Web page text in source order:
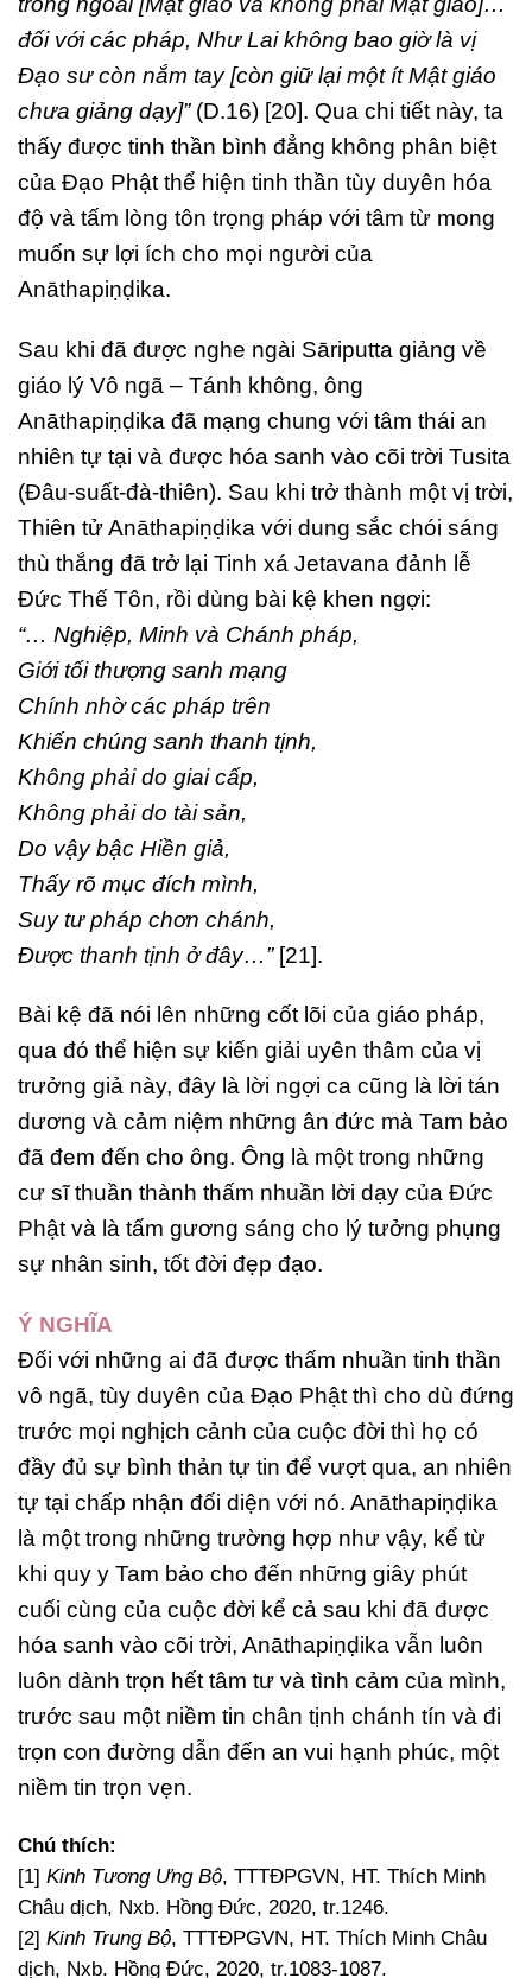
đối với các pháp, Như Lai không bao giờ là vị
Đạo sư còn nắm tay [còn giữ lại một ít Mật giáo
chưa giảng dạy]”(D.16) [20]. Qua chi tiết này, ta
thấy được tinh thần bình đẳng không phân biệt
của Đạo Phật thể hiện tinh thần tùy duyên hóa
độ và tấm lòng tôn trọng pháp với tâm từ mong
muốn sự lợi ích cho mọi người của
Anāthapiṇḍika.
Sau khi đã được nghe ngài Sāriputta giảng về
giáo lý Vô ngã – Tánh không, ông
Anāthapiṇḍika đã mạng chung với tâm thái an
nhiên tự tại và được hóa sanh vào cõi trời Tusita
(Đâu-suất-đà-thiên). Sau khi trở thành một vị trời,
Thiên tử Anāthapiṇḍika với dung sắc chói sáng
thù thắng đã trở lại Tinh xá Jetavana đảnh lễ
Đức Thế Tôn, rồi dùng bài kệ khen ngợi:
“… Nghiệp, Minh và Chánh pháp,
Giới tối thượng sanh mạng
Chính nhờ các pháp trên
Khiến chúng sanh thanh tịnh,
Không phải do giai cấp,
Không phải do tài sản,
Do vậy bậc Hiền giả,
Thấy rõ mục đích mình,
Suy tư pháp chơn chánh,
Được thanh tịnh ở đây…”[21].
Bài kệ đã nói lên những cốt lõi của giáo pháp,
qua đó thể hiện sự kiến giải uyên thâm của vị
trưởng giả này, đây là lời ngợi ca cũng là lời tán
dương và cảm niệm những ân đức mà Tam bảo
đã đem đến cho ông. Ông là một trong những
cư sĩ thuần thành thấm nhuần lời dạy của Đức
Phật và là tấm gương sáng cho lý tưởng phụng
sự nhân sinh, tốt đời đẹp đạo.
Ý NGHĨA
Đối với những ai đã được thấm nhuần tinh thần
vô ngã, tùy duyên của Đạo Phật thì cho dù đứng
trước mọi nghịch cảnh của cuộc đời thì họ có
đầy đủ sự bình thản tự tin để vượt qua, an nhiên
tự tại chấp nhận đối diện với nó. Anāthapiṇḍika
là một trong những trường hợp như vậy, kể từ
khi quy y Tam bảo cho đến những giây phút
cuối cùng của cuộc đời kể cả sau khi đã được
hóa sanh vào cõi trời, Anāthapiṇḍika vẫn luôn
luôn dành trọn hết tâm tư và tình cảm của mình,
trước sau một niềm tin chân tịnh chánh tín và đi
trọn con đường dẫn đến an vui hạnh phúc, một
niềm tin trọn vẹn.
Chú thích:
[1] Kinh Tương Ưng Bộ, TTTĐPGVN, HT. Thích Minh
Châu dịch, Nxb. Hồng Đức, 2020, tr.1246.
[2] Kinh Trung Bộ, TTTĐPGVN, HT. Thích Minh Châu
dịch, Nxb. Hồng Đức, 2020, tr.1083-1087.